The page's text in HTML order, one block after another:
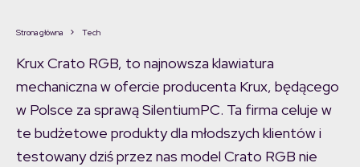
Strona główna Tech
Krux Crato RGB, to najnowsza klawiatura
mechaniczna w ofercie producenta Krux, będącego
w Polsce za sprawą SilentiumPC. Ta firma celuje w
te budżetowe produkty dla młodszych klientów i
testowany dziś przez nas model Crato RGB nie